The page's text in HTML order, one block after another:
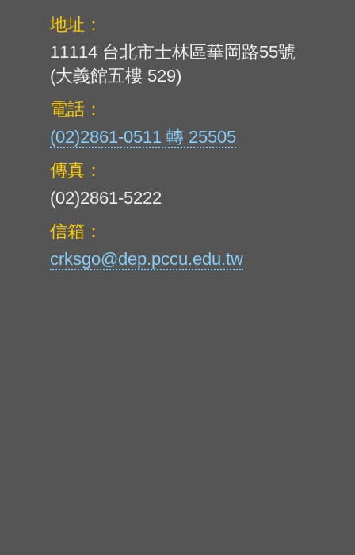
地址：
11114 台北市士林區華岡路55號
(大義館五樓 529)
電話：
(02)2861-0511 轉 25505
傳真：
(02)2861-5222
信箱：
crksgo@dep.pccu.edu.tw